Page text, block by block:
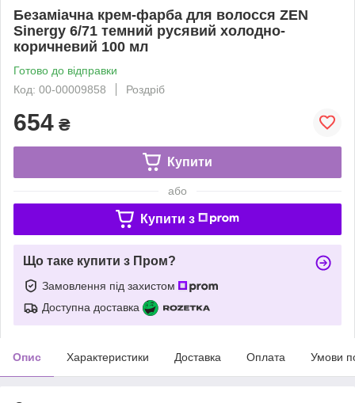
Безаміачна крем-фарба для волосся ZEN
Sinergy 6/71 темний русявий холодно-
коричневий 100 мл
Готово до відправки
Код: 00-00009858
Роздріб
654 ₴
Купити
або
Купити з
Що таке купити з Пром?
Замовлення під захистом
Доступна доставка
Опис Характеристики Доставка Оплата Умови